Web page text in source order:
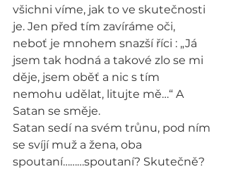
všichni víme, jak to ve skutečnosti
je. Jen před tím zavíráme oči,
neboť je mnohem snazší říci : „Já
jsem tak hodná a takové zlo se mi
děje, jsem oběť a nic s tím
nemohu udělat, litujte mě…“ A
Satan se směje.
Satan sedí na svém trůnu, pod ním
se svíjí muž a žena, oba
spoutaní………spoutaní? Skutečně?